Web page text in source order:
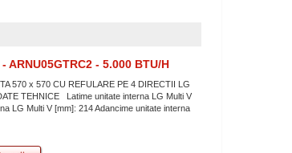
ARNU05GTRC2 - 5.000 BTU/H
570 x 570 CU REFULARE PE 4 DIRECTII LG
TEHNICE Latime unitate interna LG Multi V
LG Multi V [mm]: 214 Adancime unitate interna